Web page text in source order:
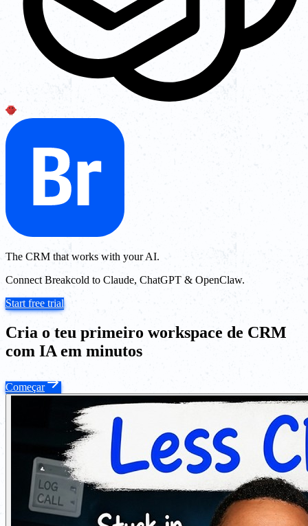
The CRM that works with your AI.
Connect Breakcold to Claude, ChatGPT & OpenClaw.
Start free trial
Cria o teu primeiro workspace de CRM
com IA em minutos
Começar